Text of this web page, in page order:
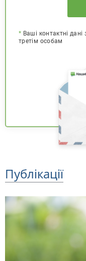
* Ваші контактні
третім особам
Публікації